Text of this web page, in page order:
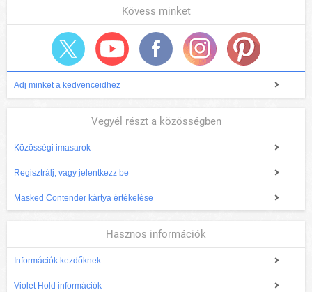
Kövess minket
Adj minket a kedvenceidhez
Vegyél részt a közösségben
Közösségi imasarok
Regisztrálj, vagy jelentkezz be
Masked Contender kártya értékelése
Hasznos információk
Információk kezdőknek
Violet Hold információk